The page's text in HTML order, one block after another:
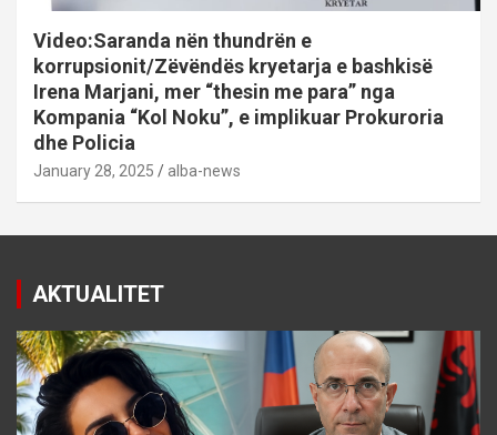
Video:Saranda nën thundrën e
korrupsionit/Zëvëndës kryetarja e bashkisë
Irena Marjani, mer “thesin me para” nga
Kompania “Kol Noku”, e implikuar Prokuroria
dhe Policia
January 28, 2025 alba-news
AKTUALITET